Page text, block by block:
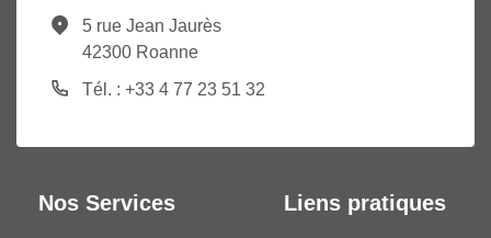
5 rue Jean Jaurès
42300 Roanne
Tél. : +33 4 77 23 51 32
Nos Services Liens pratiques